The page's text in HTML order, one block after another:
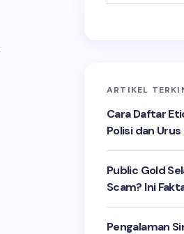
ARTIKEL
Cara Daftar
Polisi dan Urus
Public Gold
Scam? Ini
Pengalaman